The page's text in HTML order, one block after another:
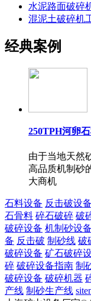
水泥路面破碎
混泥土破碎机
经典案例
250TPH河卵
由于当地天然
高品质机制砂
大商机
石料设备 反击破设备
石骨料 碎石破碎 破
破碎设备 机制砂设备
备 反击破 制砂线 破
破碎设备 矿石破碎
碎 破碎设备指南 制
破碎设备 破碎机器
产线 制砂生产线